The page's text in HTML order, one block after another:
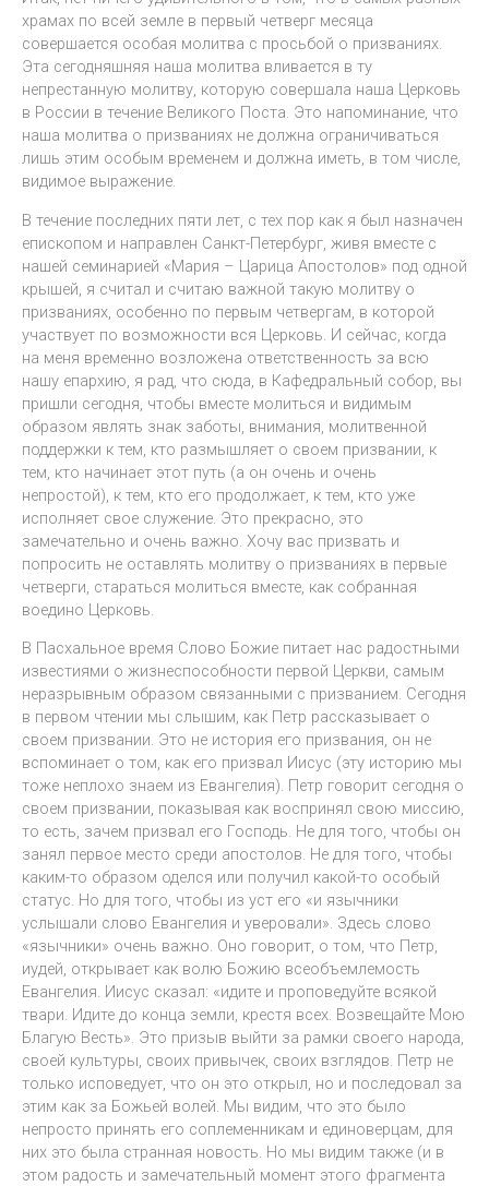
храмах по всей земле в первый четверг месяца
совершается особая молитва с просьбой о призваниях.
Эта сегодняшняя наша молитва вливается в ту
непрестанную молитву, которую совершала наша Церковь
в России в течение Великого Поста. Это напоминание, что
наша молитва о призваниях не должна ограничиваться
лишь этим особым временем и должна иметь, в том числе,
видимое выражение.
В течение последних пяти лет, с тех пор как я был назначен
епископом и направлен Санкт-Петербург, живя вместе с
нашей семинарией «Мария – Царица Апостолов» под одной
крышей, я считал и считаю важной такую молитву о
призваниях, особенно по первым четвергам, в которой
участвует по возможности вся Церковь. И сейчас, когда
на меня временно возложена ответственность за всю
нашу епархию, я рад, что сюда, в Кафедральный собор, вы
пришли сегодня, чтобы вместе молиться и видимым
образом являть знак заботы, внимания, молитвенной
поддержки к тем, кто размышляет о своем призвании, к
тем, кто начинает этот путь (а он очень и очень
непростой), к тем, кто его продолжает, к тем, кто уже
исполняет свое служение. Это прекрасно, это
замечательно и очень важно. Хочу вас призвать и
попросить не оставлять молитву о призваниях в первые
четверги, стараться молиться вместе, как собранная
воедино Церковь.
В Пасхальное время Слово Божие питает нас радостными
известиями о жизнеспособности первой Церкви, самым
неразрывным образом связанными с призванием. Сегодня
в первом чтении мы слышим, как Петр рассказывает о
своем призвании. Это не история его призвания, он не
вспоминает о том, как его призвал Иисус (эту историю мы
тоже неплохо знаем из Евангелия). Петр говорит сегодня о
своем призвании, показывая как воспринял свою миссию,
то есть, зачем призвал его Господь. Не для того, чтобы он
занял первое место среди апостолов. Не для того, чтобы
каким-то образом оделся или получил какой-то особый
статус. Но для того, чтобы из уст его «и язычники
услышали слово Евангелия и уверовали». Здесь слово
«язычники» очень важно. Оно говорит, о том, что Петр,
иудей, открывает как волю Божию всеобъемлемость
Евангелия. Иисус сказал: «идите и проповедуйте всякой
твари. Идите до конца земли, крестя всех. Возвещайте Мою
Благую Весть». Это призыв выйти за рамки своего народа,
своей культуры, своих привычек, своих взглядов. Петр не
только исповедует, что он это открыл, но и последовал за
этим как за Божьей волей. Мы видим, что это было
непросто принять его соплеменникам и единоверцам, для
них это была странная новость. Но мы видим также (и в
этом радость и замечательный момент этого фрагмента